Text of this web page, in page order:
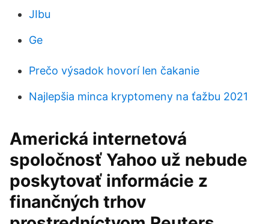
JIbu
Ge
Prečo výsadok hovorí len čakanie
Najlepšia minca kryptomeny na ťažbu 2021
Americká internetová
spoločnosť Yahoo už nebude
poskytovať informácie z
finančných trhov